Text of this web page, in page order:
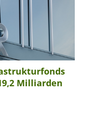
Milliarden